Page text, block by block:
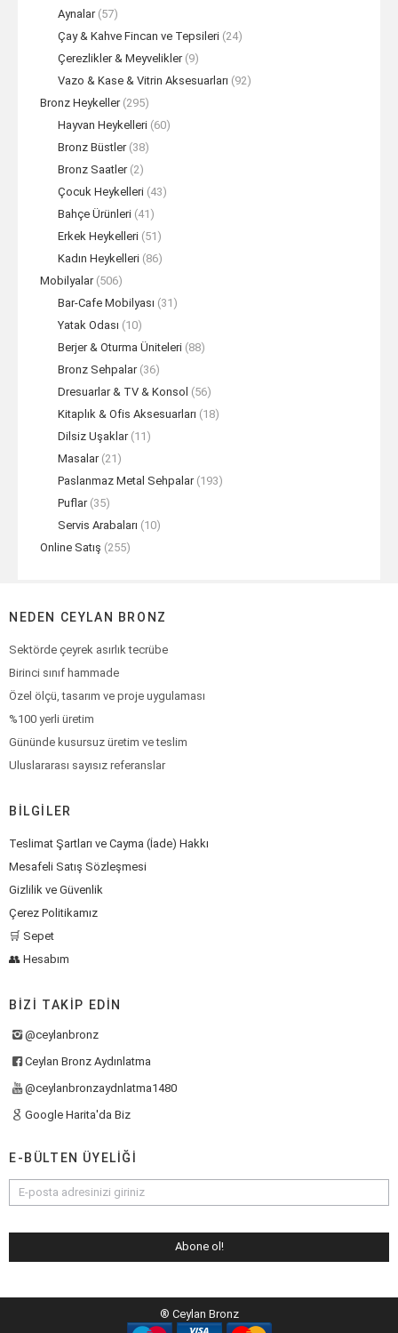
Aynalar (57)
Çay & Kahve Fincan ve Tepsileri (24)
Çerezlikler & Meyvelikler (9)
Vazo & Kase & Vitrin Aksesuarları (92)
Bronz Heykeller (295)
Hayvan Heykelleri (60)
Bronz Büstler (38)
Bronz Saatler (2)
Çocuk Heykelleri (43)
Bahçe Ürünleri (41)
Erkek Heykelleri (51)
Kadın Heykelleri (86)
Mobilyalar (506)
Bar-Cafe Mobilyası (31)
Yatak Odası (10)
Berjer & Oturma Üniteleri (88)
Bronz Sehpalar (36)
Dresuarlar & TV & Konsol (56)
Kitaplık & Ofis Aksesuarları (18)
Dilsiz Uşaklar (11)
Masalar (21)
Paslanmaz Metal Sehpalar (193)
Puflar (35)
Servis Arabaları (10)
Online Satış (255)
NEDEN CEYLAN BRONZ
Sektörde çeyrek asırlık tecrübe
Birinci sınıf hammade
Özel ölçü, tasarım ve proje uygulaması
%100 yerli üretim
Gününde kusursuz üretim ve teslim
Uluslararası sayısız referanslar
BILGILER
Teslimat Şartları ve Cayma (İade) Hakkı
Mesafeli Satış Sözleşmesi
Gizlilik ve Güvenlik
Çerez Politikamız
🛒 Sepet
👥 Hesabım
BIZI TAKIP EDIN
@ceylanbronz
Ceylan Bronz Aydınlatma
@ceylanbronzaydnlatma1480
Google Harita'da Biz
E-BÜLTEN ÜYELIĞI
® Ceylan Bronz